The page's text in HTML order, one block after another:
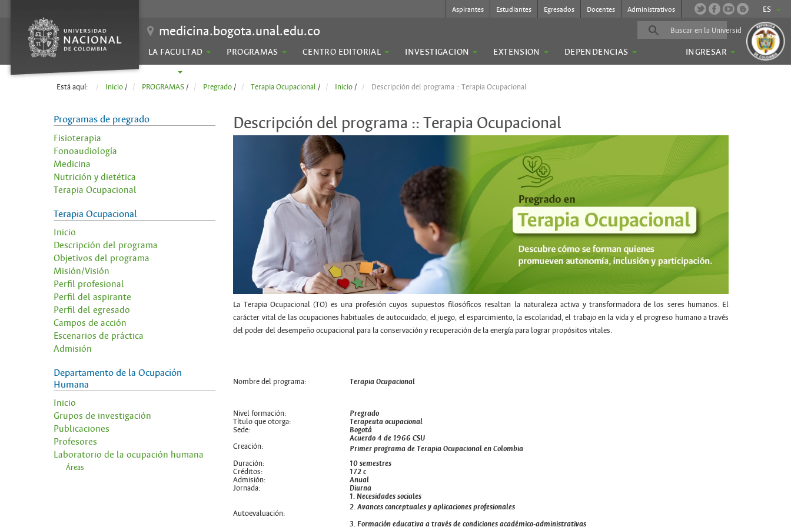
ES
Aspirantes Estudiantes Egresados Docentes Administrativos
medicina.bogota.unal.edu.co
LA FACULTAD PROGRAMAS CENTRO EDITORIAL INVESTIGACION EXTENSION DEPENDENCIAS
INGRESAR
Está aquí: Inicio / PROGRAMAS / Pregrado / Terapia Ocupacional / Inicio / Descripción del programa :: Terapia Ocupacional
Programas de pregrado
Fisioterapia
Fonoaudiología
Medicina
Nutrición y dietética
Terapia Ocupacional
Terapia Ocupacional
Inicio
Descripción del programa
Objetivos del programa
Misión/Visión
Perfil profesional
Perfil del aspirante
Perfil del egresado
Campos de acción
Escenarios de práctica
Admisión
Departamento de la Ocupación
Humana
Inicio
Grupos de investigación
Publicaciones
Profesores
Laboratorio de la ocupación humana
Áreas
Descripción del programa :: Terapia Ocupacional
La Terapia Ocupacional (TO) es una profesión cuyos supuestos filosóficos resaltan la naturaleza activa y transformadora de los seres humanos. El
carácter vital de las ocupaciones habituales de autocuidado, el juego, el esparcimiento, la escolaridad, el trabajo en la vida y el progreso humano a través
del poder del desempeño ocupacional para la conservación y recuperación de la energía para lograr propósitos vitales.
Nombre del programa: Terapia Ocupacional
Nivel formación:
Pregrado
Título que otorga:
Terapeuta ocupacional
Sede:
Bogotá
Creación:
Acuerdo 4 de 1966 CSU
Primer programa de Terapia Ocupacional en Colombia
Duración:
10 semestres
Créditos:
172 c
Admisión:
Anual
Jornada:
Diurna
Autoevaluación:
1. Necesidades sociales
2. Avances conceptuales y aplicaciones profesionales
3. Formación educativa a través de condiciones académico-administrativas